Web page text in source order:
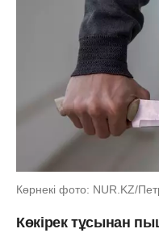
Көрнекі фото: NUR.KZ/
Көкірек тұсынан